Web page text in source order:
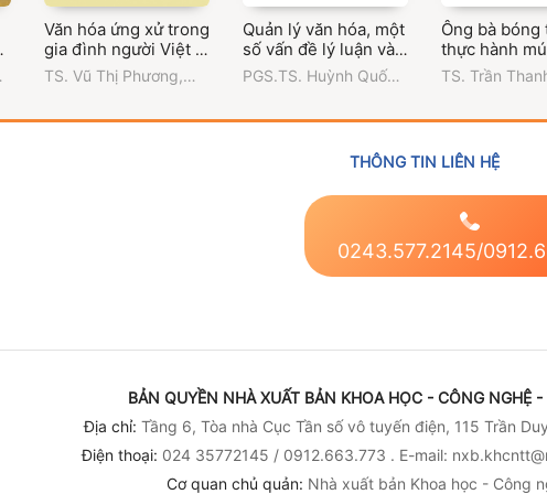
Văn hóa ứng xử trong
gia đình người Việt ở
Sóc Trăng
TS. Vũ Thị Phương,
hóa Thành phố Hồ Chí
Quản lý văn hóa, một
số vấn đề lý luận và
thực tiễn
PGS.TS. Huỳnh Quốc
Văn hóa Thành phố Hồ
Ông bà bóng
thực hành
rỗi của người
Nam Bộ
TS. Trần
hóa Thành
THÔNG TIN LIÊN HỆ
0243.577.2145/
BẢN QUYỀN NHÀ XUẤT BẢN KHOA HỌC - CÔNG NGHỆ
Địa chỉ: Tầng 6, Tòa nhà Cục Tần số vô tuyến điện, 115 Trần
Điện thoại: 024 35772145 / 0912.663.773 . E-mail:
Cơ quan chủ quản: Nhà xuất bản Khoa học - Công